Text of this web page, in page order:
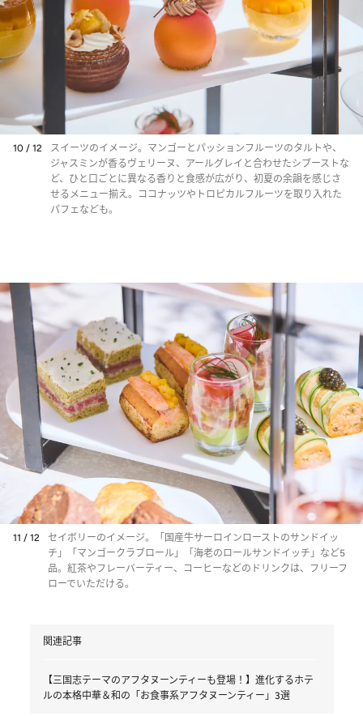
10 / 12
スイーツのイメージ。マンゴーとパッションフルーツのタルトや、
ジャスミンが香るヴェリーヌ、アールグレイと合わせたシブーストな
ど、ひと口ごとに異なる香りと食感が広がり、初夏の余韻を感じさ
せるメニュー揃え。ココナッツやトロピカルフルーツを取り入れた
パフェなども。
11 / 12
セイボリーのイメージ。「国産牛サーロインローストのサンドイッ
チ」「マンゴークラブロール」「海老のロールサンドイッチ」など5
品。紅茶やフレーバーティー、コーヒーなどのドリンクは、フリーフ
ローでいただける。
関連記事
【三国志テーマのアフタヌーンティーも登場！】進化するホテ
ルの本格中華＆和の「お食事系アフタヌーンティー」3選